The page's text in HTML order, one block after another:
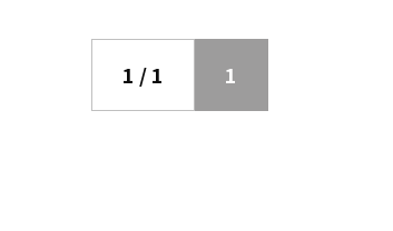
1 / 1 1